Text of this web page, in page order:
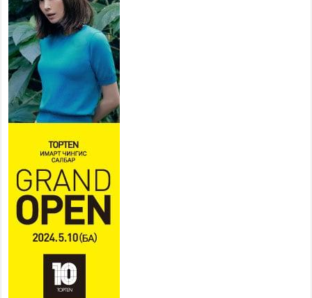
2026 оны 7 сар 22 / 9 цаг 28 минут
Б.Пүрэвдагва: “Урт цагаан”-ыг
залуучууд чөлөөт цагаа
өнгөрүүлдэг, жуулчид зорьж
ирдэг цэг болгоно
2026 оны 7 сар 21 / 16 цаг 47 минут
Тусгай замын автобус /BRT/ төслийн удирдах
хорооны ээлжит хуралдаан боллоо
Ерөнхий сайд Н.Учрал БНХАУ-аас Монгол Улсад
суугаа Элчин сайд Шэнь Миньжюанийг хүлээн
авч уулзав
2026 оны 7 сар 21 / 16 цаг 39 минут
БҮГД НАЙРАМДАХ ТАЖИКИСТАН УЛСТАЙ
ЭДИЙН ЗАСГИЙН ХАМТЫН АЖИЛЛАГААГ
ӨРГӨЖҮҮЛНЭ
2026 оны 7 сар 21 / 16 цаг 34 минут
26,992 суралцагч хотхоны бага сургуульд, 8100
суралцагч төрөлжсөн ахлах сургуульд